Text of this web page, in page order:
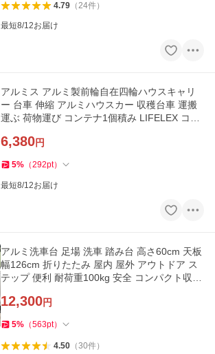
4.79（24件）
最短8/12お届け
アルミス アルミ製前輪自在四輪ハウスキャリ
ー 台車 伸縮 アルミハウスカー 収穫台車 運搬
運ぶ 荷物運び コンテナ1個積み LIFELEX コー
6,380円
5% （292pt）
最短8/12お届け
アルミ洗車台 足場 洗車 踏み台 高さ60cm 天板
幅126cm 折りたたみ 屋内 屋外 アウトドア ス
テップ 便利 耐荷重100kg 安全 コンパクト収納
12,300円
5% （563pt）
4.50（30件）